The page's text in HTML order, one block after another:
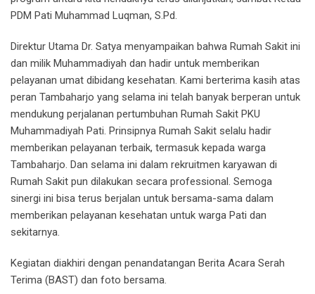
PDM Pati Muhammad Luqman, S.Pd.
Direktur Utama Dr. Satya menyampaikan bahwa Rumah Sakit ini
dan milik Muhammadiyah dan hadir untuk memberikan
pelayanan umat dibidang kesehatan. Kami berterima kasih atas
peran Tambaharjo yang selama ini telah banyak berperan untuk
mendukung perjalanan pertumbuhan Rumah Sakit PKU
Muhammadiyah Pati. Prinsipnya Rumah Sakit selalu hadir
memberikan pelayanan terbaik, termasuk kepada warga
Tambaharjo. Dan selama ini dalam rekruitmen karyawan di
Rumah Sakit pun dilakukan secara professional. Semoga
sinergi ini bisa terus berjalan untuk bersama-sama dalam
memberikan pelayanan kesehatan untuk warga Pati dan
sekitarnya.
Kegiatan diakhiri dengan penandatangan Berita Acara Serah
Terima (BAST) dan foto bersama.